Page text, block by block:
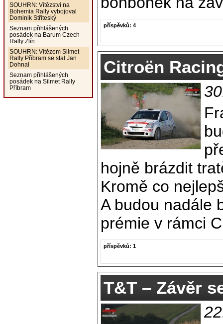
SOUHRN: Vítězství na
Bohemia Rally vybojoval
Dominik Stříteský
Seznam přihlášených
posádek na Barum Czech
Rally Zlín
SOUHRN: Vítězem Silmet
Rally Příbram se stal Jan
Dohnal
Seznam přihlášených
posádek na Silmet Rally
Příbram
příspěvků: 4
Citroën
hojně brázdit
Kromě co
A budou nadále
prémie v rámci
příspěvků: 1
T&T – Závěr